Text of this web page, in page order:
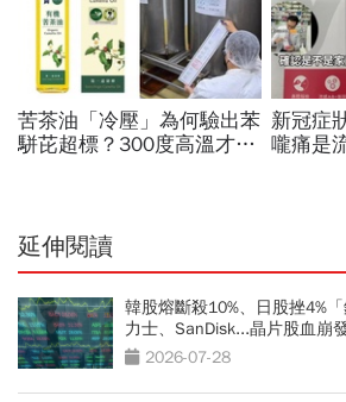
延伸閱讀
韓股熔斷殺10%、日股挫4%
力士、SanDisk...晶片股血崩
了 2026-07-28